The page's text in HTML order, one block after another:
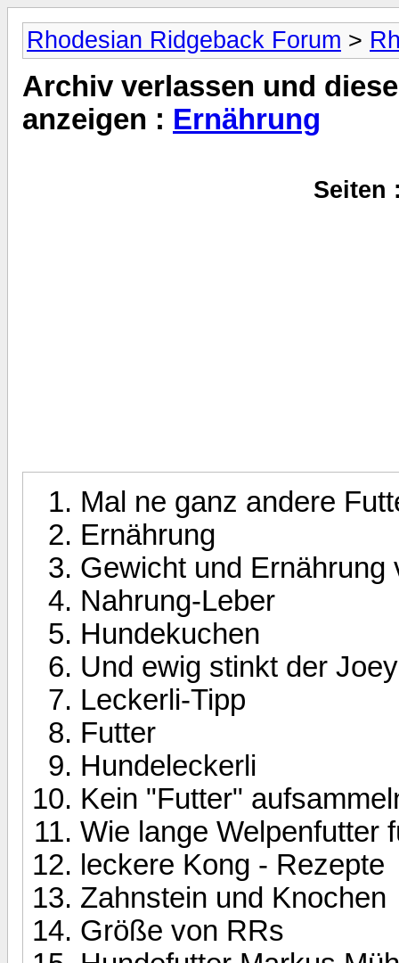
Rhodesian Ridgeback Forum >
Archiv verlassen und
anzeigen : Ernährung
Seiten
Mal ne ganz andere
Ernährung
Gewicht und Ernährung
Nahrung-Leber
Hundekuchen
Und ewig stinkt der
Leckerli-Tipp
Futter
Hundeleckerli
Kein "Futter"
Wie lange Welpenfutter
leckere Kong - Rezepte
Zahnstein und Knochen
Größe von RRs